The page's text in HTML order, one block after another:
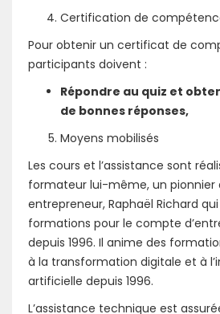
Certification de
Pour obtenir un certificat de
participants doivent :
Répondre au quiz et
de bonnes réponses,
Moyens mobilisés
Les cours et l’assistance sont
formateur lui-même, un pionnier
entrepreneur, Raphaël Richard
formations pour le compte
depuis 1996. Il anime des
à la transformation digitale et à
artificielle depuis 1996.
L’assistance technique est